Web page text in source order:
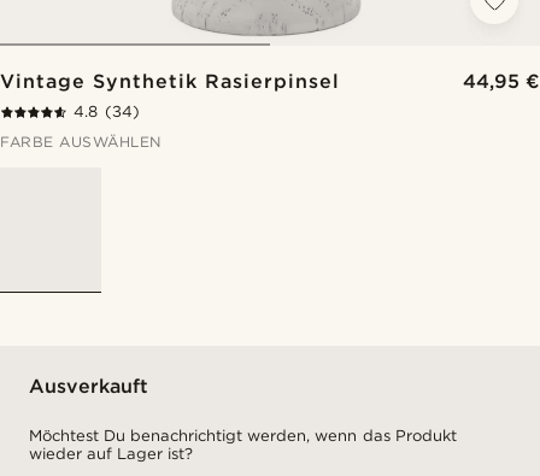
Vintage Synthetik Rasierpinsel 44,95 €
4.8 (34)
FARBE AUSWÄHLEN
Ausverkauft
Möchtest Du benachrichtigt werden, wenn das Produkt
wieder auf Lager ist?